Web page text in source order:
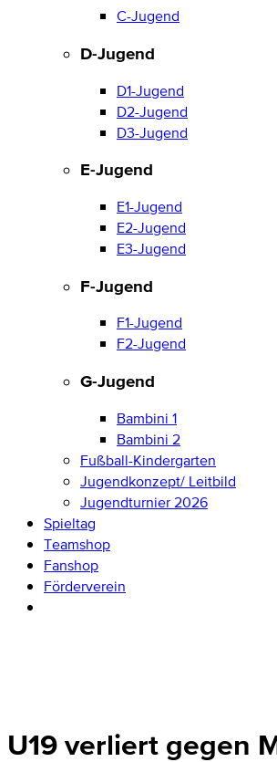
C-Jugend
D-Jugend
D1-Jugend
D2-Jugend
D3-Jugend
E-Jugend
E1-Jugend
E2-Jugend
E3-Jugend
F-Jugend
F1-Jugend
F2-Jugend
G-Jugend
Bambini 1
Bambini 2
Fußball-Kindergarten
Jugendkonzept/ Leitbild
Jugendturnier 2026
Spieltag
Teamshop
Fanshop
Förderverein
U19 verliert gegen